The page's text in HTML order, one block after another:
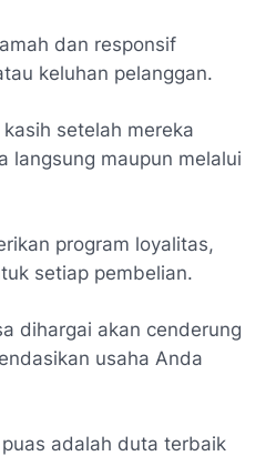
dan responsif
keluhan pelanggan.
setelah mereka
langsung maupun melalui
program loyalitas,
setiap pembelian.
dihargai akan cenderung
usaha Anda
adalah duta terbaik